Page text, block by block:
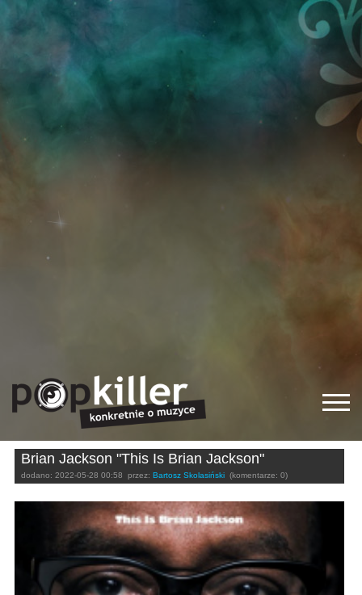
Brian Jackson "This Is Brian Jackson"
dodano: 2022-05-28 00:58 przez: Bartosz Skolasiński (komentarze: 0)